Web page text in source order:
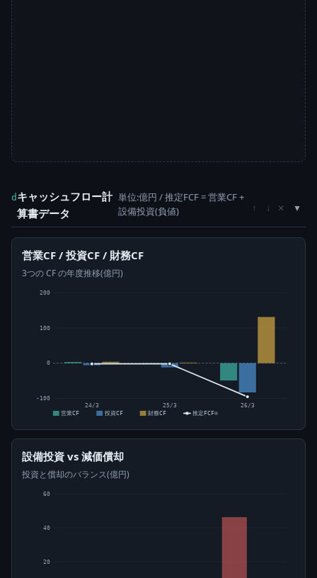
d キャッシュフロー計
算書データ
単位:億円 / 推定FCF = 営業CF +
設備投資(負値)
↑ ↓ ×
営業CF / 投資CF / 財務CF
3つの CF の年度推移(億円)
-100
0
100
200
24/3 25/3
26/3
営業CF
投資CF 財務CF 推定FCF⊙
設備投資 vs 減価償却
投資と償却のバランス(億円)
20
40
60